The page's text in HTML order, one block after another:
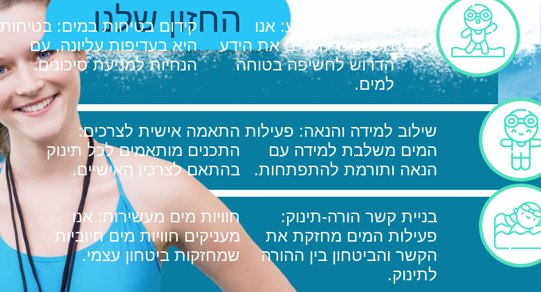
החזון שלנו
העצמה דרך ידע: אנו
מספקים להורים את הידע
הדרוש לחשיפה בטוחה
למים.
קידום בטיחות במים: בטיחות
היא בעדיפות עליונה, עם
הנחיות למניעת סיכונים.
שילוב למידה והנאה: פעילות
המים משלבת למידה עם
הנאה ותורמת להתפתחות.
התאמה אישית לצרכים:
התכנים מותאמים לכל תינוק
בהתאם לצרכיו האישיים.
בניית קשר הורה-תינוק:
פעילות המים מחזקת את
הקשר והביטחון בין ההורה
לתינוק.
חוויות מים מעשירות: אנו
מעניקים חוויות מים חיוביות
שמחזקות ביטחון עצמי.